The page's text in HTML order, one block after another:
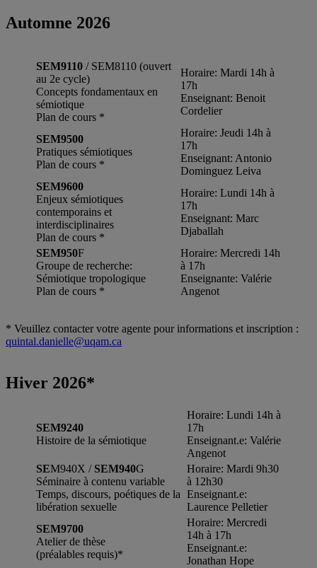
Automne 2026
SEM9110 / SEM8110 (ouvert
au 2e cycle)
Concepts fondamentaux en
sémiotique
Plan de cours *
Horaire: Mardi 14h à
17h
Enseignant: Benoit
Cordelier
SEM9500
Pratiques sémiotiques
Plan de cours *
Horaire: Jeudi 14h à
17h
Enseignant: Antonio
Dominguez Leiva
SEM9600
Enjeux sémiotiques
contemporains et
interdisciplinaires
Plan de cours *
Horaire: Lundi 14h à
17h
Enseignant: Marc
Djaballah
SEM950F
Groupe de recherche:
Sémiotique tropologique
Plan de cours *
Horaire: Mercredi 14h
à 17h
Enseignante: Valérie
Angenot
* Veuillez contacter votre agente pour informations et inscription :
quintal.danielle@uqam.ca
Hiver 2026*
SEM9240
Histoire de la sémiotique
Horaire: Lundi 14h à
17h
Enseignant.e: Valérie
Angenot
SEM940X / SEM940G
Séminaire à contenu variable
Temps, discours, poétiques de la
libération sexuelle
Horaire: Mardi 9h30
à 12h30
Enseignant.e:
Laurence Pelletier
SEM9700
Atelier de thèse
(préalables requis)*
Horaire: Mercredi
14h à 17h
Enseignant.e:
Jonathan Hope